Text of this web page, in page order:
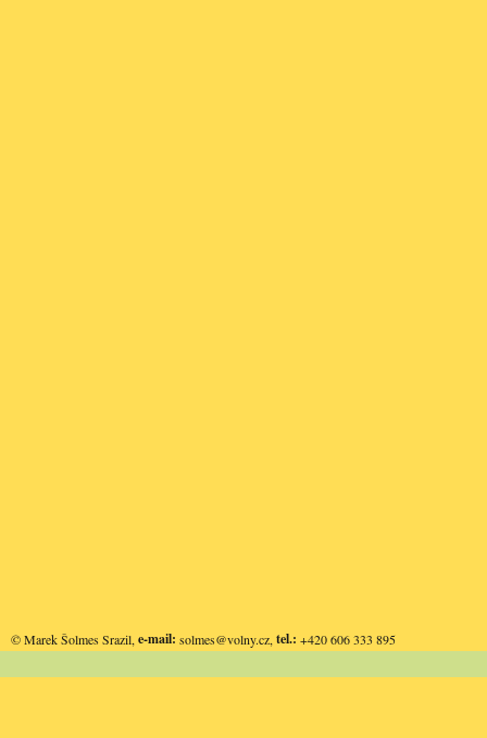
© Marek Šolmes Srazil, e-mail: solmes@volny.cz, tel.: +420 606 333 895